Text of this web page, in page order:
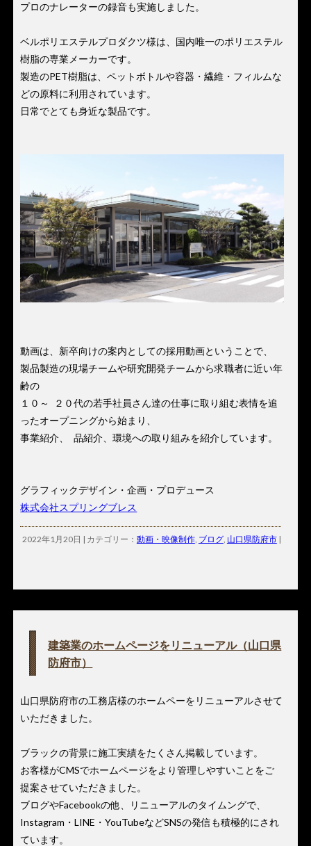
プロのナレーターの録音も実施しました。
ベルポリエステルプロダクツ様は、国内唯一のポリエステル
樹脂の専業メーカーです。
製造のPET樹脂は、ペットボトルや容器・繊維・フィルムな
どの原料に利用されています。
日常でとても身近な製品です。
動画は、新卒向けの案内としての採用動画ということで、
製品製造の現場チームや研究開発チームから求職者に近い年
齢の
１０～ ２０代の若手社員さん達の仕事に取り組む表情を追
ったオープニングから始まり、
事業紹介、 品紹介、環境への取り組みを紹介しています。
グラフィックデザイン・企画・プロデュース
株式会社スプリングブレス
2022年1月20日 | カテゴリー： 動画・映像制作, ブログ, 山口県防府市|
建築業のホームページをリニューアル（山口県
防府市）
山口県防府市の工務店様のホームペーをリニューアルさせて
いただきました。
ブラックの背景に施工実績をたくさん掲載しています。
お客様がCMSでホームページをより管理しやすいことをご
提案させていただきました。
ブログやFacebookの他、リニューアルのタイムングで、
Instagram・LINE・YouTubeなどSNSの発信も積極的にされ
ています。